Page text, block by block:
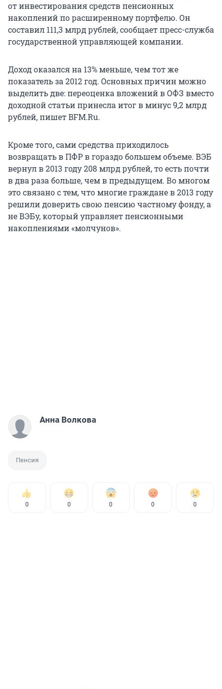
от инвестирования средств пенсионных
накоплений по расширенному портфелю. Он
составил 111,3 млрд рублей, сообщает пресс-служба
государственной управляющей компании.
Доход оказался на 13% меньше, чем тот же
показатель за 2012 год. Основных причин можно
выделить две: переоценка вложений в ОФЗ вместо
доходной статьи принесла итог в минус 9,2 млрд
рублей, пишет BFM.Ru.
Кроме того, сами средства приходилось
возвращать в ПФР в гораздо большем объеме. ВЭБ
вернул в 2013 году 208 млрд рублей, то есть почти
в два раза больше, чем в предыдущем. Во многом
это связано с тем, что многие граждане в 2013 году
решили доверить свою пенсию частному фонду, а
не ВЭБу, который управляет пенсионными
накоплениями «молчунов».
Анна Волкова
Пенсия
0 0 0 0 0